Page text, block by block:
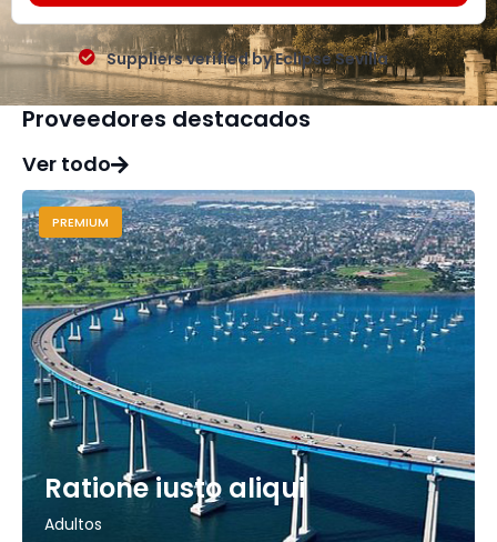
Suppliers verified by Eclipse Sevilla
Proveedores destacados
Ver todo
PREMIUM
Ratione iusto aliqui
Adultos